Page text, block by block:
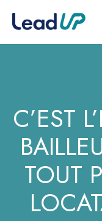
C’EST
TOUT